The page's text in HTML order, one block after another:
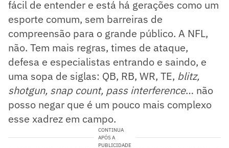
fácil de entender e está há gerações como um
esporte comum, sem barreiras de
compreensão para o grande público. A NFL,
não. Tem mais regras, times de ataque,
defesa e especialistas entrando e saindo, e
uma sopa de siglas: QB, RB, WR, TE, blitz,
shotgun, snap count, pass interference… não
posso negar que é um pouco mais complexo
esse xadrez em campo.
CONTINUA
APÓS A
PUBLICIDADE